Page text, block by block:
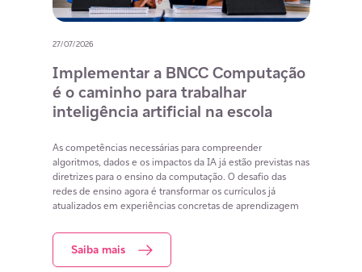
27/07/2026
Implementar a BNCC Computação
é o caminho para trabalhar
inteligência artificial na escola
As competências necessárias para compreender
algoritmos, dados e os impactos da IA já estão previstas nas
diretrizes para o ensino da computação. O desafio das
redes de ensino agora é transformar os currículos já
atualizados em experiências concretas de aprendizagem
Saiba mais